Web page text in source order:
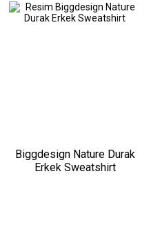
Biggdesign Nature Durak
Erkek Sweatshirt